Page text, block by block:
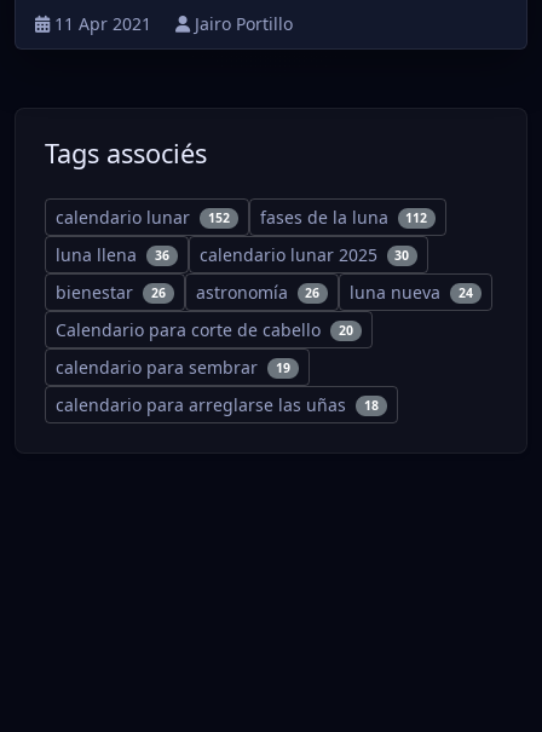
11 Apr 2021 Jairo Portillo
Tags associés
calendario lunar 152 fases de la luna 112
luna llena 36 calendario lunar 2025 30
bienestar 26 astronomía 26 luna nueva 24
Calendario para corte de cabello 20
calendario para sembrar 19
calendario para arreglarse las uñas 18